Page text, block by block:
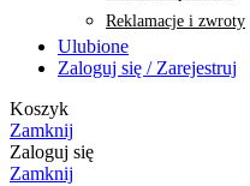
Reklamacje i zwroty
Ulubione
Zaloguj się / Zarejestruj
Koszyk
Zamknij
Zaloguj się
Zamknij